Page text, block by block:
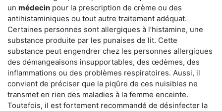
un médecin pour la prescription de crème ou des
antihistaminiques ou tout autre traitement adéquat.
Certaines personnes sont allergiques à l’histamine, une
substance produite par les punaises de lit. Cette
substance peut engendrer chez les personnes allergiques
des démangeaisons insupportables, des œdèmes, des
inflammations ou des problèmes respiratoires. Aussi, il
convient de préciser que la piqûre de ces nuisibles ne
transmet en rien des maladies à la femme enceinte.
Toutefois, il est fortement recommandé de désinfecter la